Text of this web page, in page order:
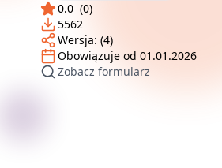
0.0 (0)
5562
Wersja: (4)
Obowiązuje od 01.01.2026
Zobacz formularz